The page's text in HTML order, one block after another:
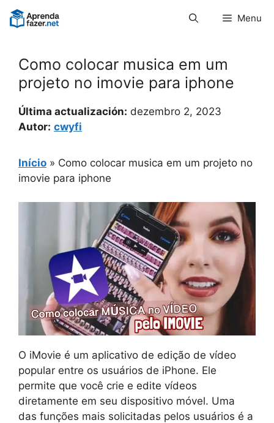
Pular
para
Menu
Como colocar musica em um
projeto no imovie para iphone
Última actualización: dezembro 2, 2023
Autor: cwyfi
Início » Como colocar musica em um projeto no
imovie para iphone
O iMovie é um aplicativo de edição de vídeo
popular entre os usuários de iPhone. Ele
permite que você crie e edite vídeos
diretamente em seu dispositivo móvel. Uma
das funções mais solicitadas pelos usuários é a